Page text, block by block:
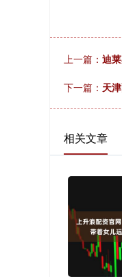
上一篇： 迪
下一篇： 天
相关文章